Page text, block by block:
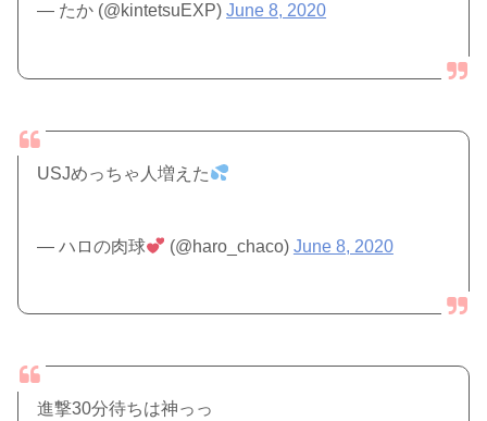
— たか (@kintetsuEXP)June 8, 2020
USJめっちゃ人増えた
— ハロの肉球 (@haro_chaco) June 8, 2020
進撃30分待ちは神っっ